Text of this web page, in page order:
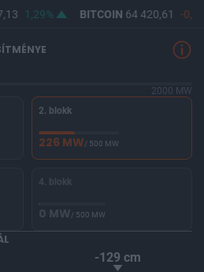
1,29% BITCOIN64 420,61 -
2000 MW
2. blokk
226 MW/ 500 MW
4. blokk
0 MW/ 500 MW
-129 cm